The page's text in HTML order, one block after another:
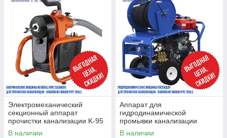
Электромеханический
секционный аппарат
прочистки канализации K-95
(Крот-95)
В наличии
Аппарат для
гидродинамической
промывки канализации
Посейдон B24-Combi
В наличии